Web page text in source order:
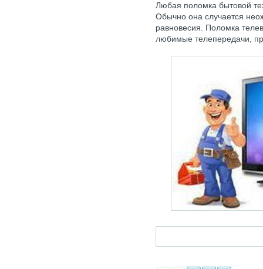
Любая поломка бытовой
Обычно она случается
равновесия. Поломка
любимые телепередачи,